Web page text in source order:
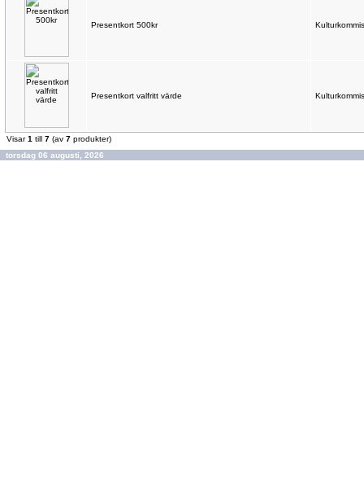
Presentkort 500kr
Presentkort valfritt värde
Visar1 till 7 (av 7 produkter)
torsdag 06 augusti, 2026